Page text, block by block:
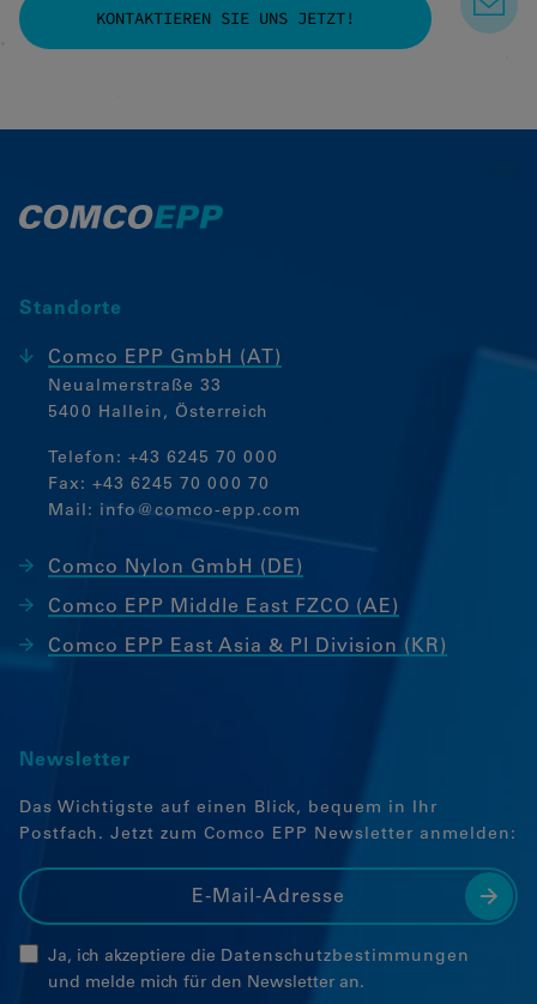
KONTAKTIEREN SIE UNS JETZT!
Standorte
Comco EPP GmbH (AT)
Neualmerstraße 33
5400 Hallein, Österreich
Telefon: +43 6245 70 000
Fax: +43 6245 70 000 70
Mail: info@comco-epp.com
Comco Nylon GmbH (DE)
Comco EPP Middle East FZCO (AE)
Comco EPP East Asia & PI Division (KR)
Newsletter
Das Wichtigste auf einen Blick, bequem in Ihr
Postfach. Jetzt zum Comco EPP Newsletter anmelden:
Ja, ich akzeptiere die Datenschutzbestimmungen
und melde mich für den Newsletter an.